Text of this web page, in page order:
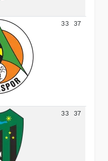
33 37
33 37